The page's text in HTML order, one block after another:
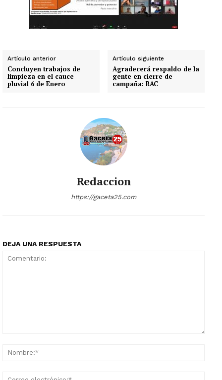
Artículo anterior
Concluyen trabajos de
limpieza en el cauce
pluvial 6 de Enero
Artículo siguiente
Agradecerá respaldo de la
gente en cierre de
campaña: RAC
Redaccion
https://gaceta25.com
DEJA UNA RESPUESTA